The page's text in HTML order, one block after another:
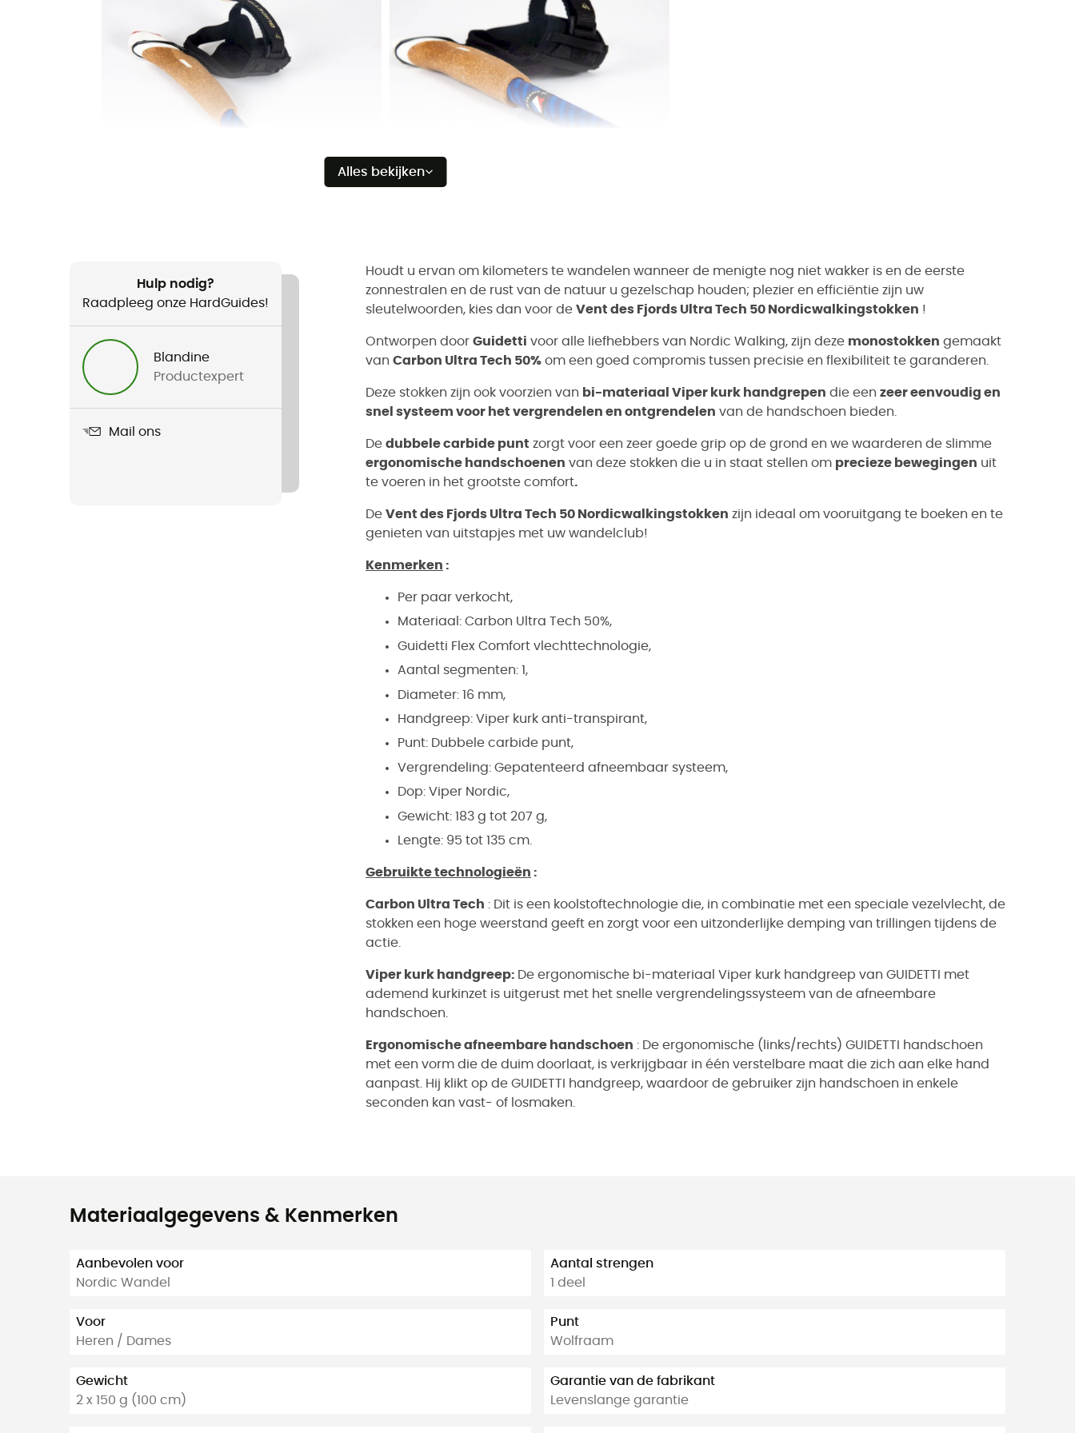
Alles bekijken
Hulp nodig?
Raadpleeg onze HardGuides!
Blandine
Productexpert
Mail ons
Houdt u ervan om kilometers te wandelen wanneer de menigte nog niet wakker is en de eerste
zonnestralen en de rust van de natuur u gezelschap houden; plezier en efficiëntie zijn uw
sleutelwoorden, kies dan voor de Vent des Fjords Ultra Tech 50 Nordicwalkingstokken !
Ontworpen door Guidetti voor alle liefhebbers van Nordic Walking, zijn deze monostokken gemaakt
van Carbon Ultra Tech 50% om een goed compromis tussen precisie en flexibiliteit te garanderen.
Deze stokken zijn ook voorzien van bi-materiaal Viper kurk handgrepen die een zeer eenvoudig en
snel systeem voor het vergrendelen en ontgrendelen van de handschoen bieden.
De dubbele carbide punt zorgt voor een zeer goede grip op de grond en we waarderen de slimme
ergonomische handschoenen van deze stokken die u in staat stellen om precieze bewegingen uit
te voeren in het grootste comfort.
De Vent des Fjords Ultra Tech 50 Nordicwalkingstokken zijn ideaal om vooruitgang te boeken en te
genieten van uitstapjes met uw wandelclub!
Kenmerken :
Per paar verkocht,
Materiaal: Carbon Ultra Tech 50%,
Guidetti Flex Comfort vlechttechnologie,
Aantal segmenten: 1,
Diameter: 16 mm,
Handgreep: Viper kurk anti-transpirant,
Punt: Dubbele carbide punt,
Vergrendeling: Gepatenteerd afneembaar systeem,
Dop: Viper Nordic,
Gewicht: 183 g tot 207 g,
Lengte: 95 tot 135 cm.
Gebruikte technologieën :
Carbon Ultra Tech : Dit is een koolstoftechnologie die, in combinatie met een speciale vezelvlecht, de
stokken een hoge weerstand geeft en zorgt voor een uitzonderlijke demping van trillingen tijdens de
actie.
Viper kurk handgreep: De ergonomische bi-materiaal Viper kurk handgreep van GUIDETTI met
ademend kurkinzet is uitgerust met het snelle vergrendelingssysteem van de afneembare
handschoen.
Ergonomische afneembare handschoen : De ergonomische (links/rechts) GUIDETTI handschoen
met een vorm die de duim doorlaat, is verkrijgbaar in één verstelbare maat die zich aan elke hand
aanpast. Hij klikt op de GUIDETTI handgreep, waardoor de gebruiker zijn handschoen in enkele
seconden kan vast- of losmaken.
Materiaalgegevens & Kenmerken
Aanbevolen voor
Nordic Wandel
Voor
Heren / Dames
Gewicht
2 x 150 g (100 cm)
Aantal strengen
1 deel
Punt
Wolfraam
Garantie van de fabrikant
Levenslange garantie